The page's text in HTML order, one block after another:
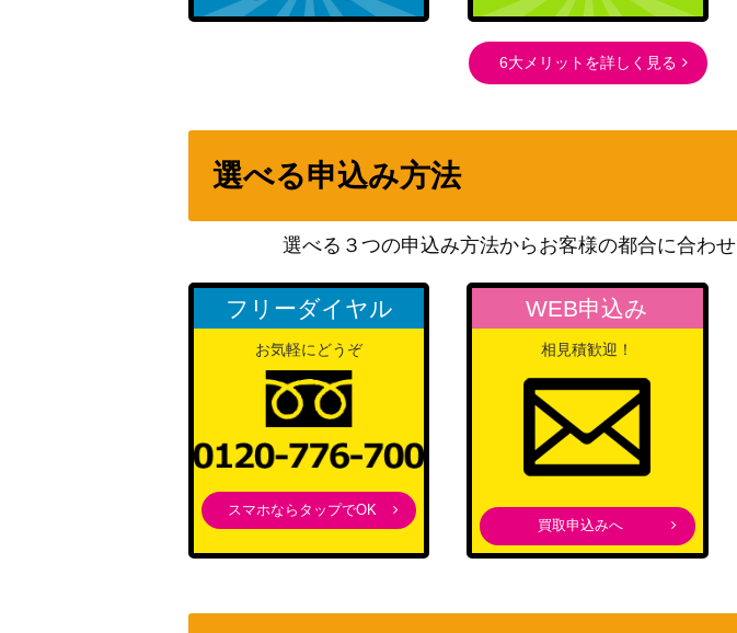
ヨコハマのピカチュウ（プロモ）【282/SM-P】
サン&ムーン
（プロモ）
MレックウザEX（SR）【XY6 086/078】
XY・XY
タケシのスカウト（SR）【SV9 123/100】
スカーレッ
フトゥー博士のシナリオ（SR）【SV4M 086/066】
スカーレッ
ト
ピカチュウ（PROMO）【001/S-P】
（プロモカ
ビーチコート (UR)【sv3a 091/062】
ゲッコウガGX（HR）【SM6 103/094】
（禁断の光）
バサギリV（SR）【S10P 073/067】
ソード&シ
（スペース
6大メリットを詳しく見る
選べる申込み方法
選べる３つの申込み方法からお客様の都合に合わせ
フリーダイヤル
お気軽にどうぞ
スマホならタップでOK
WEB申込み
相見積歓迎！
買取申込みへ